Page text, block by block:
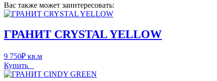
Вас также может заинтересовать:
ГРАНИТ CRYSTAL YELLOW
9 750₽ кв.м
Купить